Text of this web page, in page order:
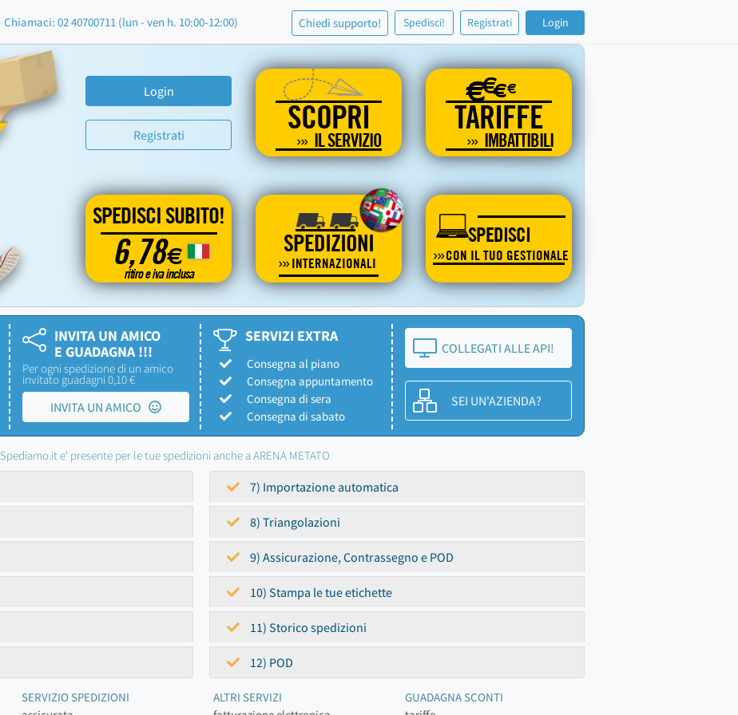
Chiamaci: 02 40700711 (lun - ven h. 10:00-12:00) Chiedi supporto! Spedisci! Registrati Login
Login
Registrati SCOPRI
IL SERVIZIO
€€€€
TARIFFE
IMBATTIBILI
SPEDISCI SUBITO!
6,78€
ritiro e iva inclusa
SPEDIZIONI
INTERNAZIONALI
SPEDISCI
CON IL TUO GESTIONALE
INVITA UN AMICO
E GUADAGNA !!!
Per ogni spedizione di un amico
invitato guadagni 0,10 €
INVITA UN AMICO
SERVIZI EXTRA
Consegna al piano
Consegna appuntamento
Consegna di sera
Consegna di sabato
COLLEGATI ALLE API!
SEI UN'AZIENDA?
Spediamo.it e' presente per le tue spedizioni anche a ARENA METATO
7) Importazione automatica
8) Triangolazioni
9) Assicurazione, Contrassegno e POD
10) Stampa le tue etichette
11) Storico spedizioni
12) POD
SERVIZIO SPEDIZIONI
ALTRI SERVIZI
GUADAGNA SCONTI